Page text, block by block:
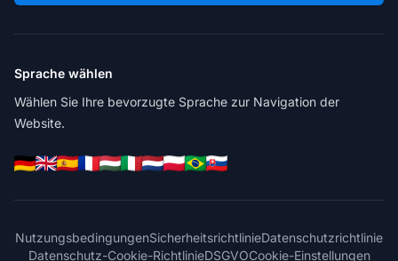
Sprache wählen
Wählen Sie Ihre bevorzugte Sprache zur Navigation der
Website.
NutzungsbedingungenSicherheitsrichtlinieDatenschutzrichtlinie
Datenschutz-Cookie-RichtlinieDSGVOCookie-Einstellungen